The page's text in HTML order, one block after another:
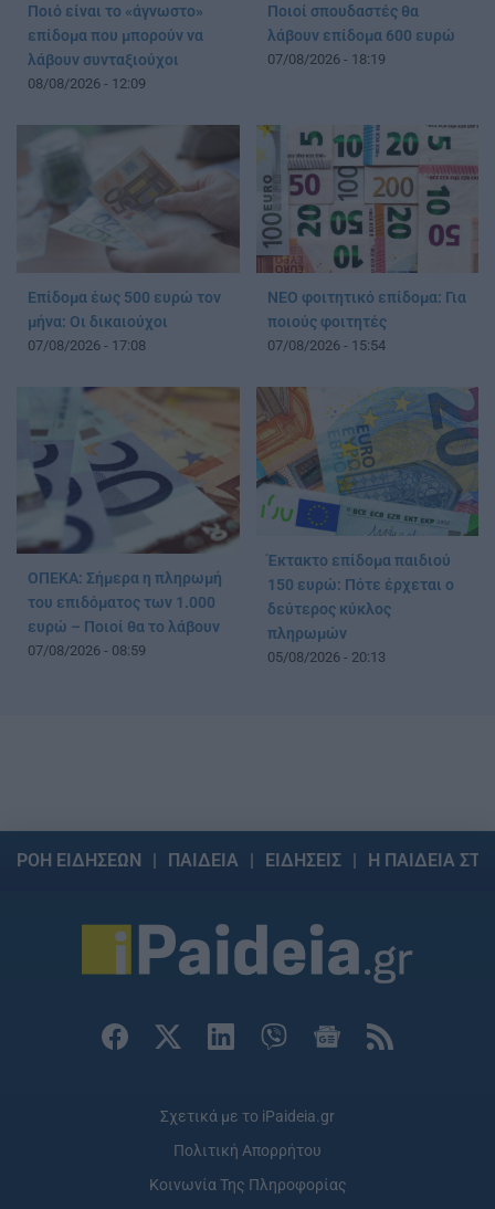
Ποιό είναι το «άγνωστο»
επίδομα που μπορούν να
λάβουν συνταξιούχοι
08/08/2026 - 12:09
Ποιοί σπουδαστές θα
λάβουν επίδομα 600 ευρώ
07/08/2026 - 18:19
Επίδομα έως 500 ευρώ τον
μήνα: Οι δικαιούχοι
07/08/2026 - 17:08
ΝΕΟ φοιτητικό επίδομα: Για
ποιούς φοιτητές
07/08/2026 - 15:54
ΟΠΕΚΑ: Σήμερα η πληρωμή
του επιδόματος των 1.000
ευρώ – Ποιοί θα το λάβουν
07/08/2026 - 08:59
Έκτακτο επίδομα παιδιού
150 ευρώ: Πότε έρχεται ο
δεύτερος κύκλος
πληρωμών
05/08/2026 - 20:13
ΡΟΗ ΕΙΔΗΣΕΩΝ ΠΑΙΔΕΙΑ ΕΙΔΗΣΕΙΣ Η ΠΑΙΔΕΙΑ
Σχετικά με το iPaideia.gr
Πολιτική Απορρήτου
Κοινωνία Της Πληροφορίας